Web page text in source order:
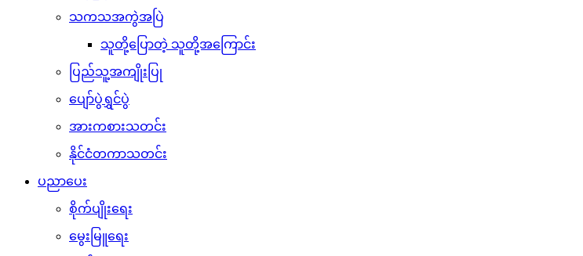
သကသအကွဲအပြဲ
သူတို့ပြောတဲ့ သူတို့အကြောင်း
ပြည်သူ့အကျိုးပြု
ပျော်ပွဲရွှင်ပွဲ
အားကစားသတင်း
နိုင်ငံတကာသတင်း
ပညာပေး
စိုက်ပျိုးရေး
မွေးမြူရေး